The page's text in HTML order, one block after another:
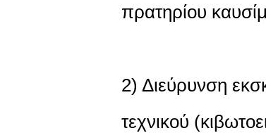
πρατηρίου
2) Διεύρυνση
τεχνικού